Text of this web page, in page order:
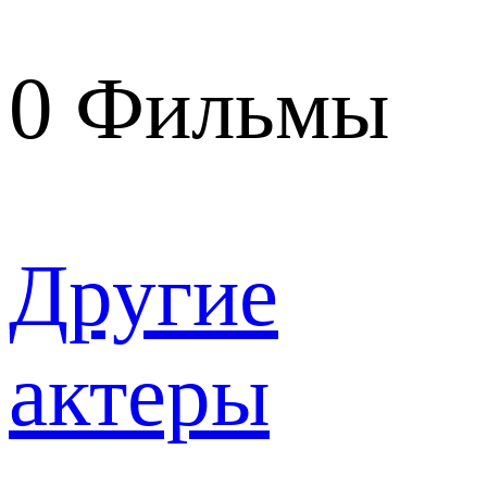
0 Фильмы
Другие
актеры